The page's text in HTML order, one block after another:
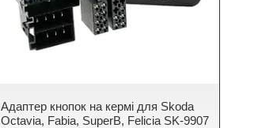
Адаптер кнопок на кермі для Skoda
Octavia, Fabia, SuperB, Felicia SK-9907